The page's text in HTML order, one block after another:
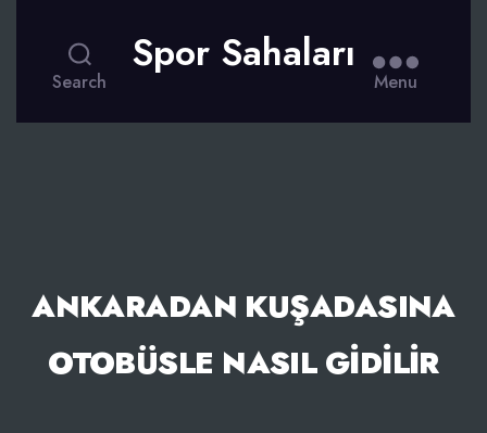
Search
Spor Sahaları
Menu
ANKARADAN KUŞADASINA
OTOBÜSLE NASIL GIDILIR